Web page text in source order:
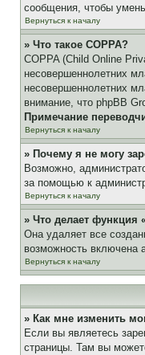
сообщения, чтобы
Вернуться к началу
» Что такое COPPA?
COPPA (Child Online
несовершеннолетних
несовершеннолетних
внимание, что phpBB
Примечание
Вернуться к началу
» Почему я не могу
Возможно,
за помощью к
Вернуться к началу
» Что делает функция
Она удаляет все
возможность включена
Вернуться к началу
» Как мне изменить
Если вы являетесь
страницы. Там вы